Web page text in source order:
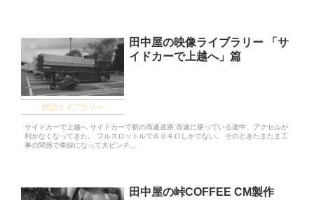
映像ライブラリー
田中屋の映像ライブラリー 「サ
イドカーで上越へ」篇
サイドカーで上越へ サイドカーで初の高速道路 高速に乗っている途中、アクセルが
利かなくなってきた。 フルスロットルで６０キロしかでない。 そのときたまたま工
事の関係で車線になって大ピンチ...
田中屋の峠COFFEE CM製作